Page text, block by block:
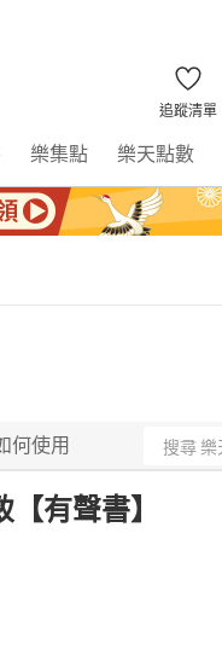
追蹤清單
樂集點 樂天點數
何使用
有聲書】